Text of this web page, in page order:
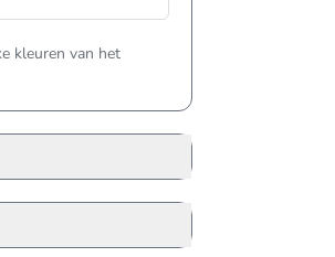
kleuren van het